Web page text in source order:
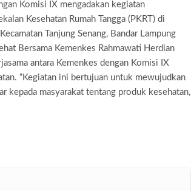
Komisi IX mengadakan kegiatan
Kesehatan Rumah Tangga (PKRT) di
Tanjung Senang, Bandar Lampung
Bersama Kemenkes Rahmawati Herdian
antara Kemenkes dengan Komisi IX
“Kegiatan ini bertujuan untuk mewujudkan
kepada masyarakat tentang produk kesehatan,